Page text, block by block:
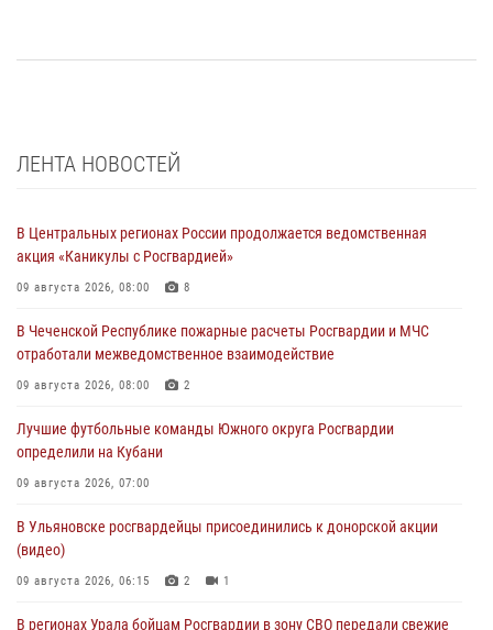
ЛЕНТА НОВОСТЕЙ
В Центральных регионах России продолжается ведомственная
акция «Каникулы с Росгвардией»
09 августа 2026, 08:00 8
В Чеченской Республике пожарные расчеты Росгвардии и МЧС
отработали межведомственное взаимодействие
09 августа 2026, 08:00 2
Лучшие футбольные команды Южного округа Росгвардии
определили на Кубани
09 августа 2026, 07:00
В Ульяновске росгвардейцы присоединились к донорской акции
(видео)
09 августа 2026, 06:15 2 1
В регионах Урала бойцам Росгвардии в зону СВО передали свежие